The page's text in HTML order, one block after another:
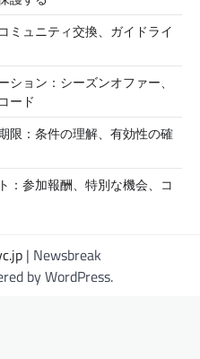
ミュニティ交換、ガイドライ
ョン：シーズンオファー、
ード
限：条件の理解、有効性の確
：参加報酬、特別な機会、コ
| Newsbreak
byWordPress.